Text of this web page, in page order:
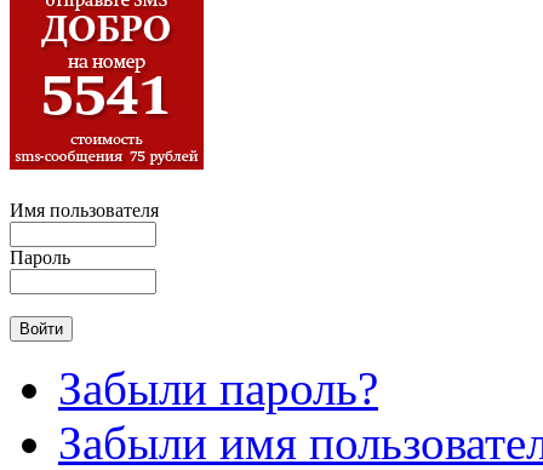
Имя пользователя
Пароль
Забыли пароль?
Забыли имя